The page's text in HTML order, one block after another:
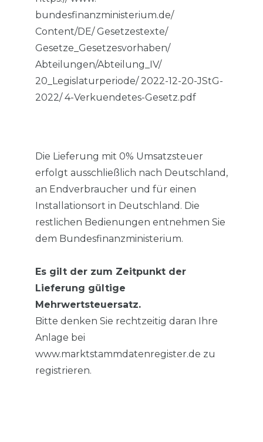
bundesfinanzministerium.de/
Content/DE/ Gesetzestexte/
Gesetze_Gesetzesvorhaben/
Abteilungen/Abteilung_IV/
20_Legislaturperiode/ 2022-12-20-JStG-
2022/ 4-Verkuendetes-Gesetz.pdf
Die Lieferung mit 0% Umsatzsteuer
erfolgt ausschließlich nach Deutschland,
an Endverbraucher und für einen
Installationsort in Deutschland. Die
restlichen Bedienungen entnehmen Sie
dem Bundesfinanzministerium.
Es gilt der zum Zeitpunkt der
Lieferung gültige
Mehrwertsteuersatz.
Bitte denken Sie rechtzeitig daran Ihre
Anlage bei
www.marktstammdatenregister.de zu
registrieren.